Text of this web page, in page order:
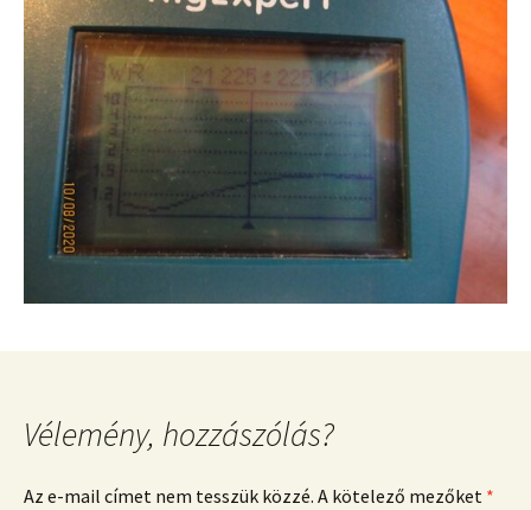
Vélemény, hozzászólás?
Az e-mail címet nem tesszük közzé. A kötelező mezőket *